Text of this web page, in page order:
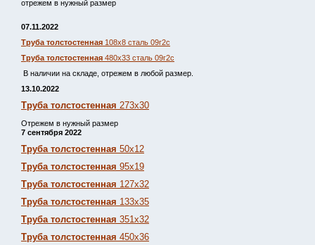
отрежем в нужный размер
07.11.2022
Труба толстостенная 108х8 сталь 09г2с
Труба толстостенная 480х33 сталь 09г2с
В наличии на складе, отрежем в любой размер.
13.10.2022
Труба толстостенная 273х30
Отрежем в нужный размер
7 сентября 2022
Труба толстостенная 50х12
Труба толстостенная 95х19
Труба толстостенная 127х32
Труба толстостенная 133х35
Труба толстостенная 351х32
Труба толстостенная 450х36